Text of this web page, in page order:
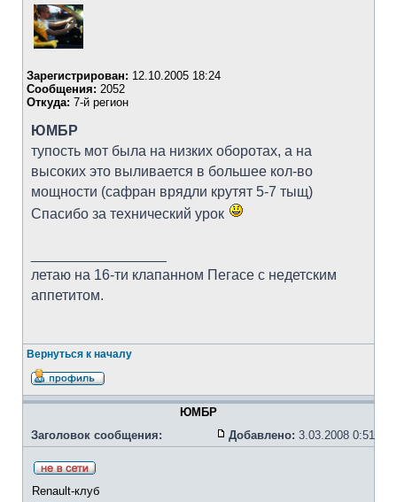
Зарегистрирован: 12.10.2005 18:24
Сообщения: 2052
Откуда: 7-й регион
ЮМБР
тупость мот была на низких оборотах, а на
высоких это выливается в большее кол-во
мощности (сафран врядли крутят 5-7 тыщ)
Спасибо за технический урок
летаю на 16-ти клапанном Пегасе с недетским
аппетитом.
Вернуться к началу
ЮМБР
Заголовок сообщения:
Добавлено: 3.03.2008 0:51
Renault-клуб